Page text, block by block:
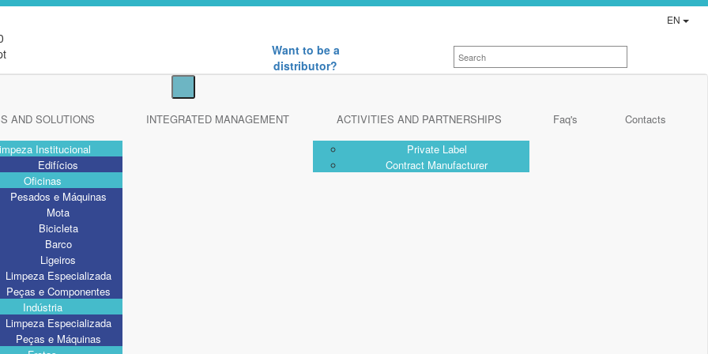
Want to be a
distributor?
EN
AND SOLUTIONS
Institucional
Edifícios
Oficinas
Pesados e Máquinas
Mota
Bicicleta
Barco
Ligeiros
Limpeza Especializada
Peças e Componentes
Indústria
Limpeza Especializada
Peças e Máquinas
INTEGRATED MANAGEMENT
ACTIVITIES AND PARTNERSHIPS
Private Label
Contract Manufacturer
Faq's Contacts